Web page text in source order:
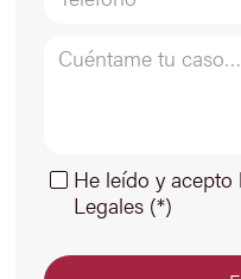
He leído y
Legales (*)